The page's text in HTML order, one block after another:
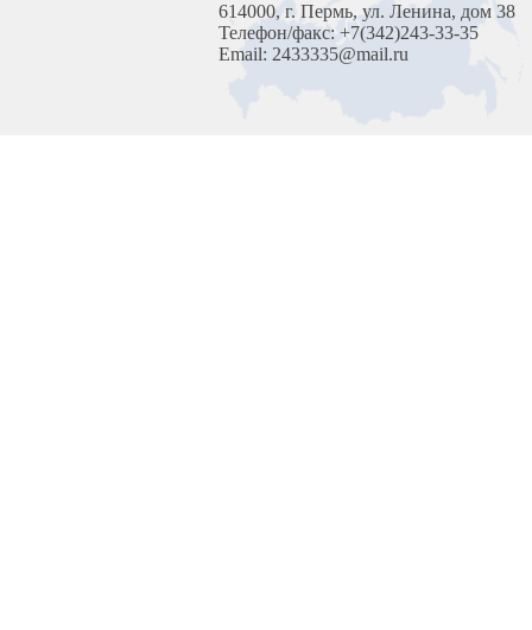
614000, г. Пермь, ул. Ленина, дом 38
Телефон/факс: +7(342)243-33-35
Email: 2433335@mail.ru